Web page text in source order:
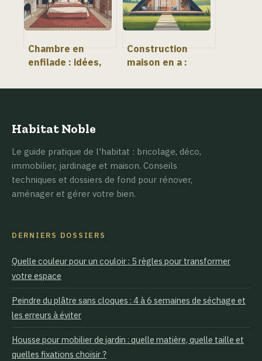
Chambre en
enfilade : idées,
pour bien
Construction
maison en a :
pour réussir votre
Habitat Noble
Le guide pratique de l'habitat : bricolage, déco,
immobilier, jardinage et maison. Conseils
techniques et dossiers de fond pour rénover,
aménager et gérer votre bien.
DERNIERS DOSSIERS
Quelle couleur pour un couloir : 5 règles pour transformer
votre espace
Peindre du plâtre sans cloques : 4 à 6 semaines de séchage et
les erreurs à éviter
Housse pour mobilier de jardin : quelle matière, quelle taille et
quelles fixations choisir ?